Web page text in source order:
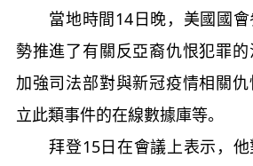
當地時間14日晚，美國國會
勢推進了有關反亞裔仇恨犯罪
加強司法部對與新冠疫情相關
立此類事件的在線數據庫等。
拜登15日在會議上表示，他